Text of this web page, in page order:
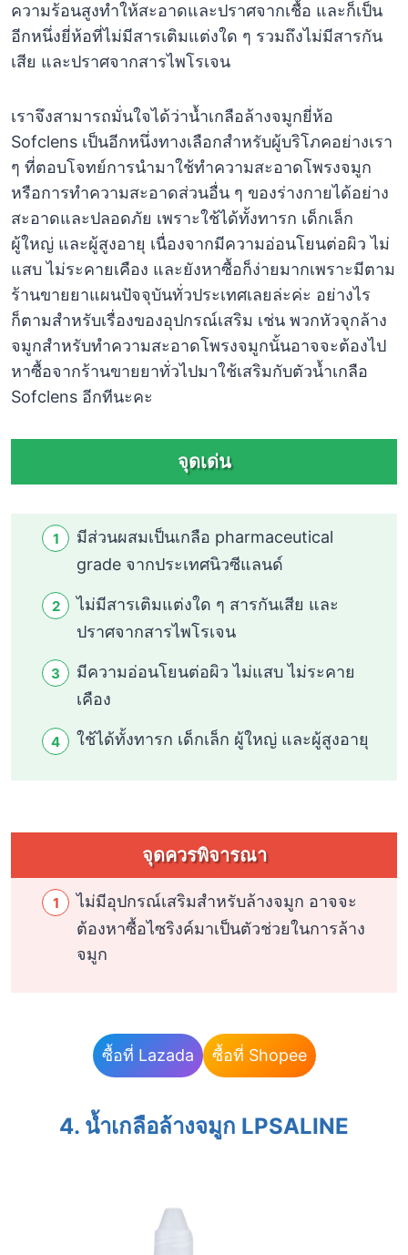
ความร้อนสูงทำให้สะอาดและปราศจากเชื้อ และก็เป็น
อีกหนึ่งยี่ห้อที่ไม่มีสารเติมแต่งใด ๆ รวมถึงไม่มีสารกัน
เสีย และปราศจากสารไพโรเจน
เราจึงสามารถมั่นใจได้ว่าน้ำเกลือล้างจมูกยี่ห้อ
Sofclens เป็นอีกหนึ่งทางเลือกสำหรับผู้บริโภคอย่างเรา
ๆ ที่ตอบโจทย์การนำมาใช้ทำความสะอาดโพรงจมูก
หรือการทำความสะอาดส่วนอื่น ๆ ของร่างกายได้อย่าง
สะอาดและปลอดภัย เพราะใช้ได้ทั้งทารก เด็กเล็ก
ผู้ใหญ่ และผู้สูงอายุ เนื่องจากมีความอ่อนโยนต่อผิว ไม่
แสบ ไม่ระคายเคือง และยังหาซื้อก็ง่ายมากเพราะมีตาม
ร้านขายยาแผนปัจจุบันทั่วประเทศเลยล่ะค่ะ อย่างไร
ก็ตามสำหรับเรื่องของอุปกรณ์เสริม เช่น พวกหัวจุกล้าง
จมูกสำหรับทำความสะอาดโพรงจมูกนั้นอาจจะต้องไป
หาซื้อจากร้านขายยาทั่วไปมาใช้เสริมกับตัวน้ำเกลือ
Sofclens อีกทีนะคะ
จุดเด่น
มีส่วนผสมเป็นเกลือ pharmaceutical
grade จากประเทศนิวซีแลนด์
ไม่มีสารเติมแต่งใด ๆ สารกันเสีย และ
ปราศจากสารไพโรเจน
มีความอ่อนโยนต่อผิว ไม่แสบ ไม่ระคาย
เคือง
ใช้ได้ทั้งทารก เด็กเล็ก ผู้ใหญ่ และผู้สูงอายุ
จุดควรพิจารณา
ไม่มีอุปกรณ์เสริมสำหรับล้างจมูก อาจจะ
ต้องหาซื้อไซริงค์มาเป็นตัวช่วยในการล้าง
จมูก
ซื้อที่ Lazada ซื้อที่ Shopee
4. น้ำเกลือล้างจมูก LPSALINE